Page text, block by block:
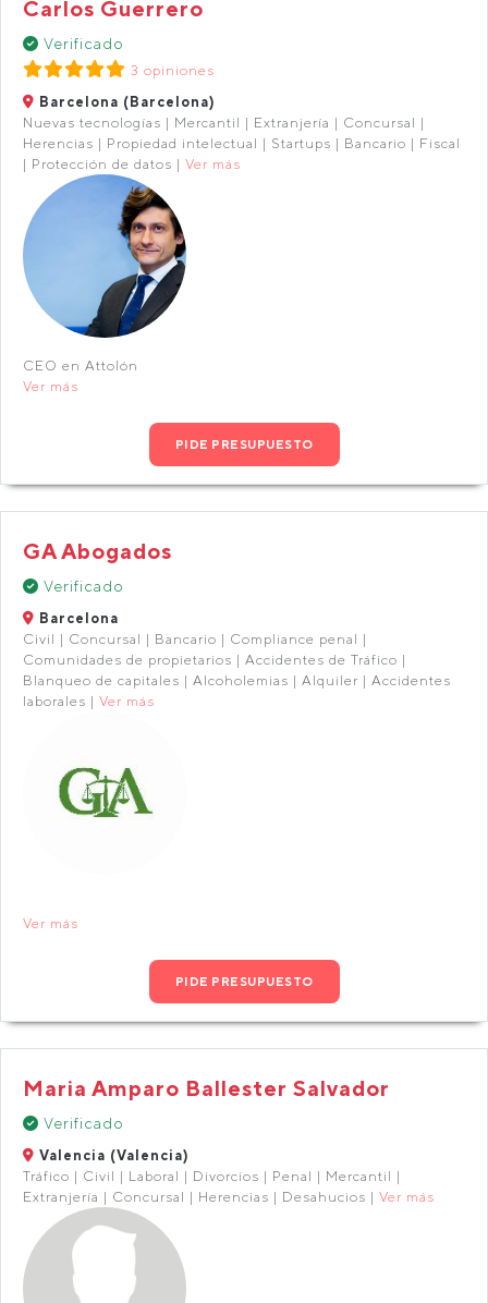
Carlos Guerrero
Verificado
3 opiniones
Barcelona (Barcelona)
Nuevas tecnologías | Mercantil | Extranjería | Concursal |
Herencias | Propiedad intelectual | Startups | Bancario | Fiscal
| Protección de datos | Ver más
CEO en Attolón
Ver más
PIDE PRESUPUESTO
GA Abogados
Verificado
Barcelona
Civil | Concursal | Bancario | Compliance penal |
Comunidades de propietarios | Accidentes de Tráfico |
Blanqueo de capitales | Alcoholemias | Alquiler | Accidentes
laborales | Ver más
Ver más
PIDE PRESUPUESTO
Maria Amparo Ballester Salvador
Verificado
Valencia (Valencia)
Tráfico | Civil | Laboral | Divorcios | Penal | Mercantil |
Extranjería | Concursal | Herencias | Desahucios | Ver más